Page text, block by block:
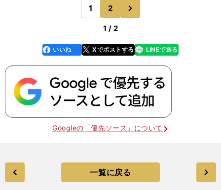
た。だが、この日は、FWがラインアウトを制圧
し、前半34分にはラ
1 2
1 / 2
faceboo
k
いいね Xでポストする
line LINEで送る
Googleの「優先ソース」について
一覧に戻る